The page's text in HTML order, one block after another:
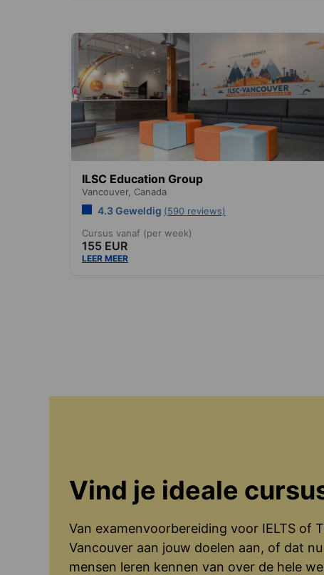
ILSC Education Group
Vancouver, Canada
4.3 Geweldig (590 reviews)
Cursus vanaf (per week)
155 EUR
LEER MEER
Vind je ideale
Van examenvoorbereiding voor IELTS of
Vancouver aan jouw doelen aan, of dat
mensen leren kennen van over de hele